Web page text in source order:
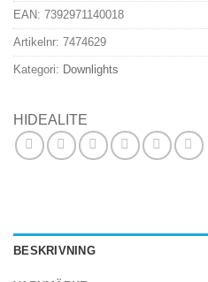
EAN: 7392971140018
Artikelnr: 7474629
Kategori: Downlights
HIDEALITE
BESKRIVNING